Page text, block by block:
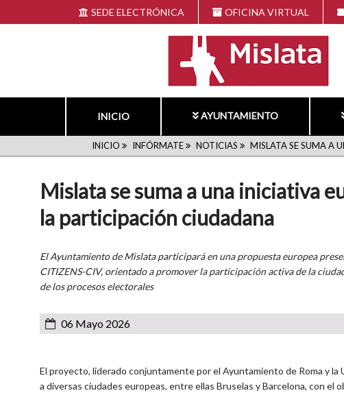
al
SEDE ELECTRÓNICA OFICINA VIRTUAL
INICIO AYUNTAMIENTO
RUTA
DE
NAVEGACIÓN
INICIO INFÓRMATE NOTICIAS MISLATA SE SUMA A
Mislata se suma a una iniciativa
la participación ciudadana
El Ayuntamiento de Mislata participará en una propuesta europea
CITIZENS-CIV, orientado a promover la participación activa de la
de los procesos electorales
06 Mayo 2026
El proyecto, liderado conjuntamente por el Ayuntamiento de Roma y la
a diversas ciudades europeas, entre ellas Bruselas y Barcelona, con el